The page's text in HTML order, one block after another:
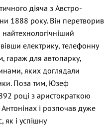
діяча з Австро-
1888 року. Він перетворив
електрику, телефонну
гараж для автопарку,
яких доглядали
Поза тим, Юзеф
році з аристократкою
і розпочав дуже
як і успішну